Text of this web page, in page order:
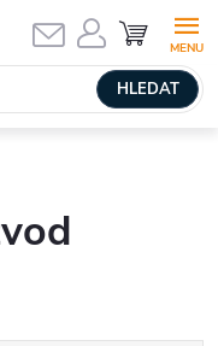
HLEDAT
NÁKUPNÍ
KOŠÍK